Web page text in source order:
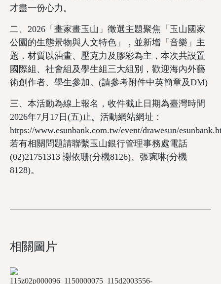
才盡一份心力。
二、2026「畫家畫玉山」徵選主題聚焦「玉山國家
公園的生態景物與人文特色」，並新增「音樂」主
題，材質以油畫、壓克力及膠彩為主，本次共設置
國際組、社會組及學生組三大組別，歡迎海內外藝
術創作者、學生參加。(請參考附件中英簡章及DM)
三、本活動為線上報名，收件截止日期為臺灣時間
2026年7月17日(五)止。活動網站網址：
https://www.esunbank.com.tw/event/drawesun/
若有相關問題請聯繫玉山銀行管理事務處電話
(02)21751313 謝依珊(分機8126)、張琬琳(分機
8128)。
相關圖片